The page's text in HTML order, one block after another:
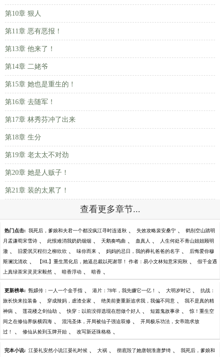
第10章 狠人
第11章 恶有恶报！
第13章 他来了！
第14章 二姥爷
第15章 她也是重生的！
第16章 去随军！
第17章 林秀芬冲了出来
第18章 生分
第19章 老太太不对劲
第20章 她是人贩子！
第21章 装的太累了！
查看更多章节...
热门点击: 我死后，爹娘和夫君一个都没疯江寻时连道秋 、 失效攻略裴安桑宁 、 鹤别空山踏明
月孟谦荀宋雪诗 、 此恨难消我奶奶烟烟 、 天鹅奏鸣曲 、 蛊真人 、 人生何处不青山姐姐顾明
澈 、 旧爱泯灭程衍之柳欣欣 、 味你而来 、 妈妈的忌日，我的葬礼爸爸的名字 、 后悔爱你穆
斯澜沈清欢 、 【HL】重生黑化后，她逼总裁以死谢罪！ 作者：易小文林知意宋宛秋 、 假千金遇
上真绿茶宋灵灵宋毅然 、 暗香浮动 、 暗香 、
更新榜单: 甄嬛传：一人一个金手指 、 港片：78年，我先赚它一亿！ 、 大明岁时记 、 抗战：
旅长快来拉装备 、 穿成辣妈，虐渣全家 、 绝美前妻重新追求我，我偏不同意 、 我不是真的精
神病 、 莲花楼之剑仙劫 、 快穿：以前没得选现在想做个好人 、 短篇鬼故事录 、 惊！重生空
间之在修仙界纵横四海 、 混沌圣体，开局被仙子强迫双修 、 开局极乐功法，女帝跪求放
过！ 、 修仙从捡到玉牌开始 、 改写新还珠格格 、
完本小说: 江晏礼安然小说江晏礼时候 、 大祸 、 彻底毁了她唐朝淮唐梦绮 、 我死后，爹娘和